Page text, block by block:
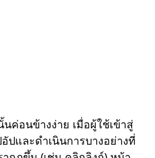
ค่อนข้างง่าย เมื่อผู้ใช้เข้าสู่
และดำเนินการบางอย่างที่